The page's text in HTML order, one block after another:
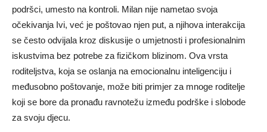
podršci, umesto na kontroli. Milan nije nametao svoja
očekivanja Ivi, već je poštovao njen put, a njihova interakcija
se često odvijala kroz diskusije o umjetnosti i profesionalnim
iskustvima bez potrebe za fizičkom blizinom. Ova vrsta
roditeljstva, koja se oslanja na emocionalnu inteligenciju i
međusobno poštovanje, može biti primjer za mnoge roditelje
koji se bore da pronađu ravnotežu između podrške i slobode
za svoju djecu.